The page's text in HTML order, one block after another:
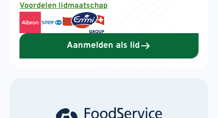
Voordelen lidmaatschap
Aanmelden als lid